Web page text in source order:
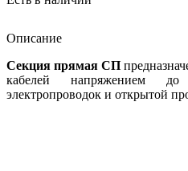
Описание
Секция прямая СП
кабелей напряжением
электропроводок и открытой